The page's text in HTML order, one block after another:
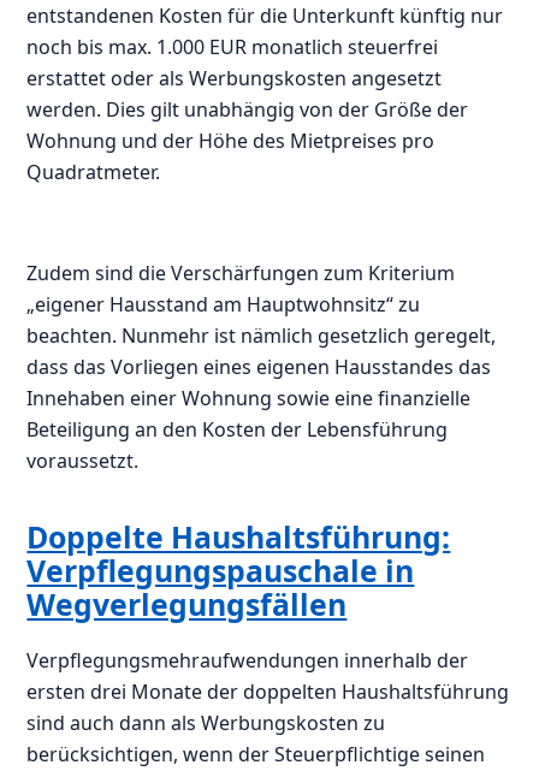
entstandenen Kosten für die Unterkunft künftig nur
noch bis max. 1.000 EUR monatlich steuerfrei
erstattet oder als Werbungskosten angesetzt
werden. Dies gilt unabhängig von der Größe der
Wohnung und der Höhe des Mietpreises pro
Quadratmeter.
Zudem sind die Verschärfungen zum Kriterium
„eigener Hausstand am Hauptwohnsitz“ zu
beachten. Nunmehr ist nämlich gesetzlich geregelt,
dass das Vorliegen eines eigenen Hausstandes das
Innehaben einer Wohnung sowie eine finanzielle
Beteiligung an den Kosten der Lebensführung
voraussetzt.
Doppelte Haushaltsführung:
Verpflegungspauschale in
Wegverlegungsfällen
Verpflegungsmehraufwendungen innerhalb der
ersten drei Monate der doppelten Haushaltsführung
sind auch dann als Werbungskosten zu
berücksichtigen, wenn der Steuerpflichtige seinen